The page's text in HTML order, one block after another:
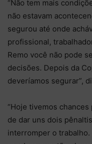
“Não tem mais
não estavam
segurou até onde
profissional,
Remo você não pode
decisões. Depois da
deveríamos segurar”,
“Hoje tivemos
de dar uns dois
interromper o trabalho.